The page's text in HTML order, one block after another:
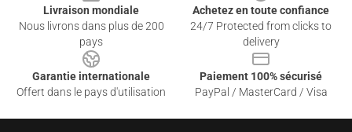
Livraison mondiale
Nous livrons dans plus de 200
pays
Achetez en toute confiance
24/7 Protected from clicks to
delivery
Garantie internationale
Offert dans le pays d'utilisation
Paiement 100% sécurisé
PayPal / MasterCard / Visa